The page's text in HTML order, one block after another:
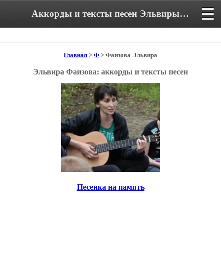
Аккорды и тексты песен Эльвиры Фаизовой
Главная > Ф > Фаизова Эльвира
Эльвира Фаизова: аккорды и тексты песен
Песенка на память